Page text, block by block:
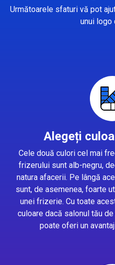
Următoarele sfaturi vă pot
unui logo
Alegeți
Cele două culori cel mai
frizerului sunt alb-negru,
natura afacerii. Pe lângă
sunt, de asemenea, foarte
unei frizerie. Cu toate
culoare dacă salonul tău
poate oferi un